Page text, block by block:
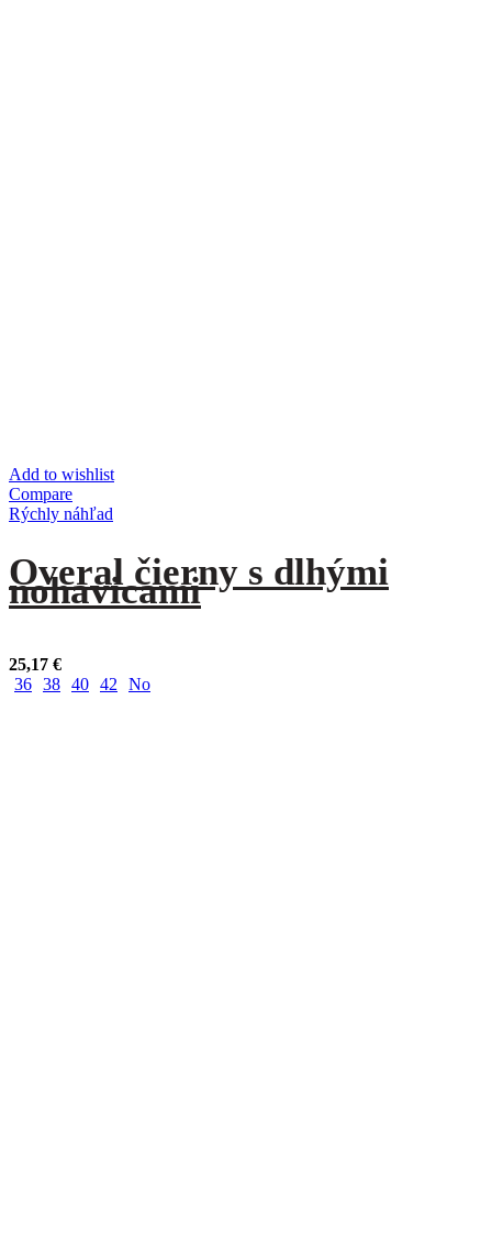
Add to wishlist
Compare
Rýchly náhľad
Overal čierny s dlhými
nohavicami
25,17 €
36 38 40 42 No